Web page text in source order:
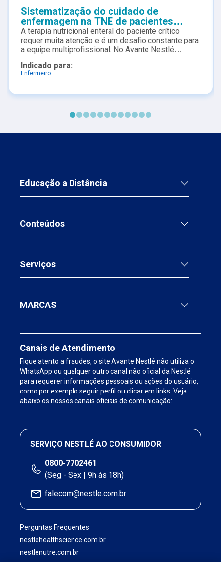
Sistematização do cuidado de
enfermagem na TNE de pacientes
críticos
A terapia nutricional enteral do paciente crítico
requer muita atenção e é um desafio constante para
a equipe multiprofissional. No Avante Nestlé
equipe de enfermagem, grandes especialistas
discorrem conteúdo de relevância para o cuidado ao
de conhecimentos desde o estado hemodinâmico à
dispositivos. Não percam!
Indicado para:
Enfermeiro
Educação a Distância
Conteúdos
Serviços
MARCAS
Canais de Atendimento
Fique atento a fraudes, o site Avante Nestlé não utiliza o
WhatsApp ou qualquer outro canal não oficial da Nestlé
para requerer informações pessoais ou ações do usuário,
como por exemplo seguir perfil ou clicar em links. Veja
abaixo os nossos canais oficiais de comunicação:
SERVIÇO NESTLÉ AO CONSUMIDOR
0800-7702461
(Seg - Sex | 9h às 18h)
falecom@nestle.com.br
Perguntas Frequentes
nestlehealthscience.com.br
nestlenutre.com.br